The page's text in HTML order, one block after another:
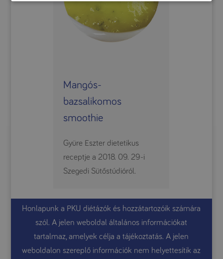
Mangós-
bazsalikomos
smoothie
Gyüre Eszter dietetikus
receptje a 2018. 09. 29-i
Szegedi Sütőstúdióról.
Honlapunk a PKU diétázók és hozzátartozóik számára
szól. A jelen weboldal általános információkat
tartalmaz, amelyek célja a tájékoztatás. A jelen
weboldalon szereplő információk nem helyettesítik az